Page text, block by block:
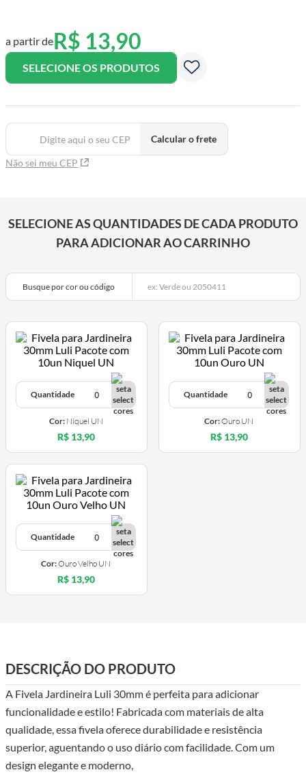
a partir deR$ 13,90
SELECIONE OS PRODUTOS
Não sei meu CEP
Calcular o frete
SELECIONE AS QUANTIDADES DE CADA PRODUTO
PARA ADICIONAR AO CARRINHO
Busque por cor ou código
Quantidade
Cor: Niquel UN
R$ 13,90
Quantidade
Cor:Ouro UN
R$ 13,90
Quantidade
Cor:Ouro Velho UN
R$ 13,90
DESCRIÇÃO DO PRODUTO
A Fivela Jardineira Luli 30mm é perfeita para adicionar
funcionalidade e estilo! Fabricada com materiais de alta
qualidade, essa fivela oferece durabilidade e resistência
superior, aguentando o uso diário com facilidade. Com um
design elegante e moderno,